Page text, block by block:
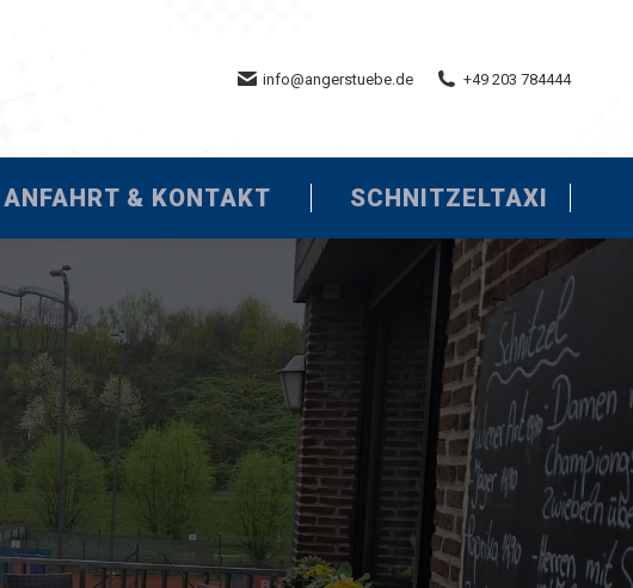
info@angerstuebe.de +49 203 784444
ANFAHRT & KONTAKT SCHNITZELTAXI